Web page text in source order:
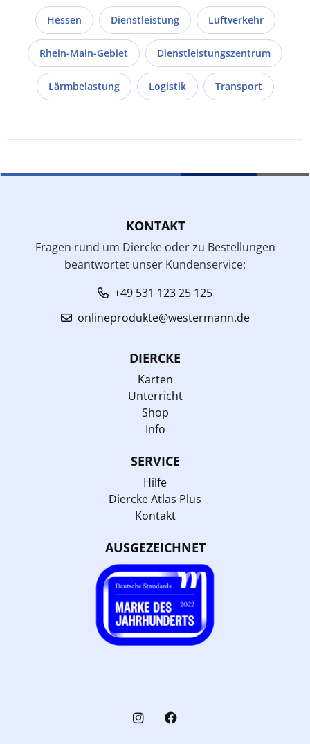
Hessen Dienstleistung Luftverkehr
Rhein-Main-Gebiet Dienstleistungszentrum
Lärmbelastung Logistik Transport
KONTAKT
Fragen rund um Diercke oder zu Bestellungen
beantwortet unser Kundenservice:
+49 531 123 25 125
onlineprodukte@westermann.de
DIERCKE
Karten
Unterricht
Shop
Info
SERVICE
Hilfe
Diercke Atlas Plus
Kontakt
AUSGEZEICHNET